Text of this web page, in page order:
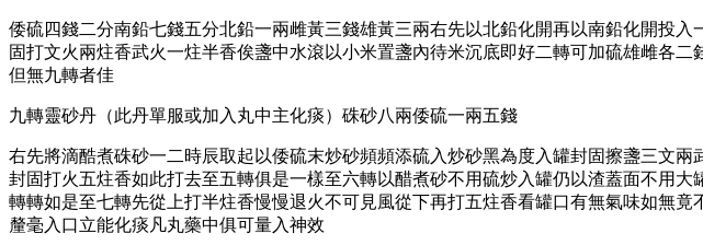
倭硫四錢二分南鉛七錢五分北鉛一兩雌黃三錢雄黃三兩右先以北鉛化開再以南鉛化開投
固打文火兩炷香武火一炷半香俟盞中水滾以小米置盞內待米沉底即好二轉可加硫雄雌各
但無九轉者佳
九轉靈砂丹（此丹單服或加入丸中主化痰）硃砂八兩倭硫一兩五錢
右先將滴酷煮硃砂一二時辰取起以倭硫末炒砂頻頻添硫入炒砂黑為度入罐封固擦盞三文
封固打火五炷香如此打去至五轉俱是一樣至六轉以醋煮砂不用硫炒入罐仍以渣蓋面不用
轉轉如是至七轉先從上打半炷香慢慢退火不可見風從下再打五炷香看罐口有無氣味如無
釐毫入口立能化痰凡丸藥中俱可量入神效